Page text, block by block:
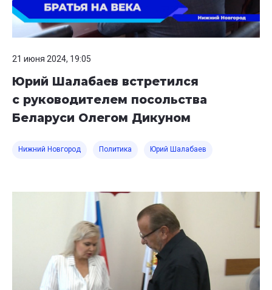
21 июня 2024, 19:05
Юрий Шалабаев встретился
с руководителем посольства
Беларуси Олегом Дикуном
Нижний Новгород Политика Юрий Шалабаев